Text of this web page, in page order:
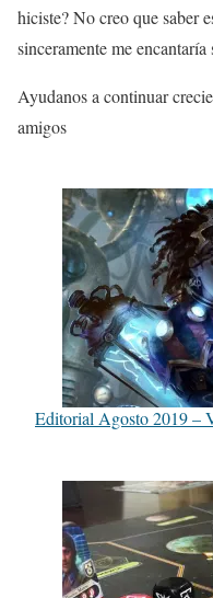
hiciste? No creo que saber
sinceramente me encantaría
Ayudanos a continuar
amigos
Editorial Agosto 2019 –